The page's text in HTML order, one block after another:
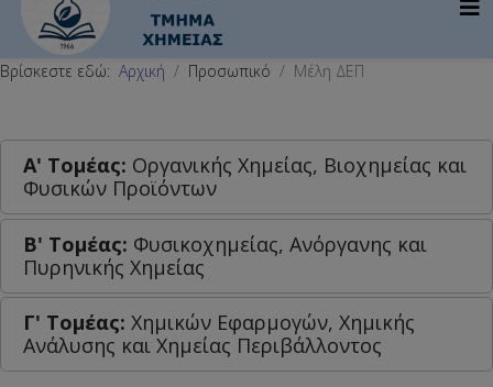
Βρίσκεστε εδώ: Αρχική Προσωπικό Μέλη ΔΕΠ
Α' Tομέας: Οργανικής Χημείας, Βιοχημείας και
Φυσικών Προϊόντων
Β' Τομέας: Φυσικοχημείας, Ανόργανης και
Πυρηνικής Χημείας
Γ' Τομέας: Χημικών Εφαρμογών, Χημικής
Ανάλυσης και Χημείας Περιβάλλοντος